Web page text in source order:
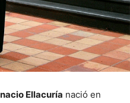
Ellacuría nació en